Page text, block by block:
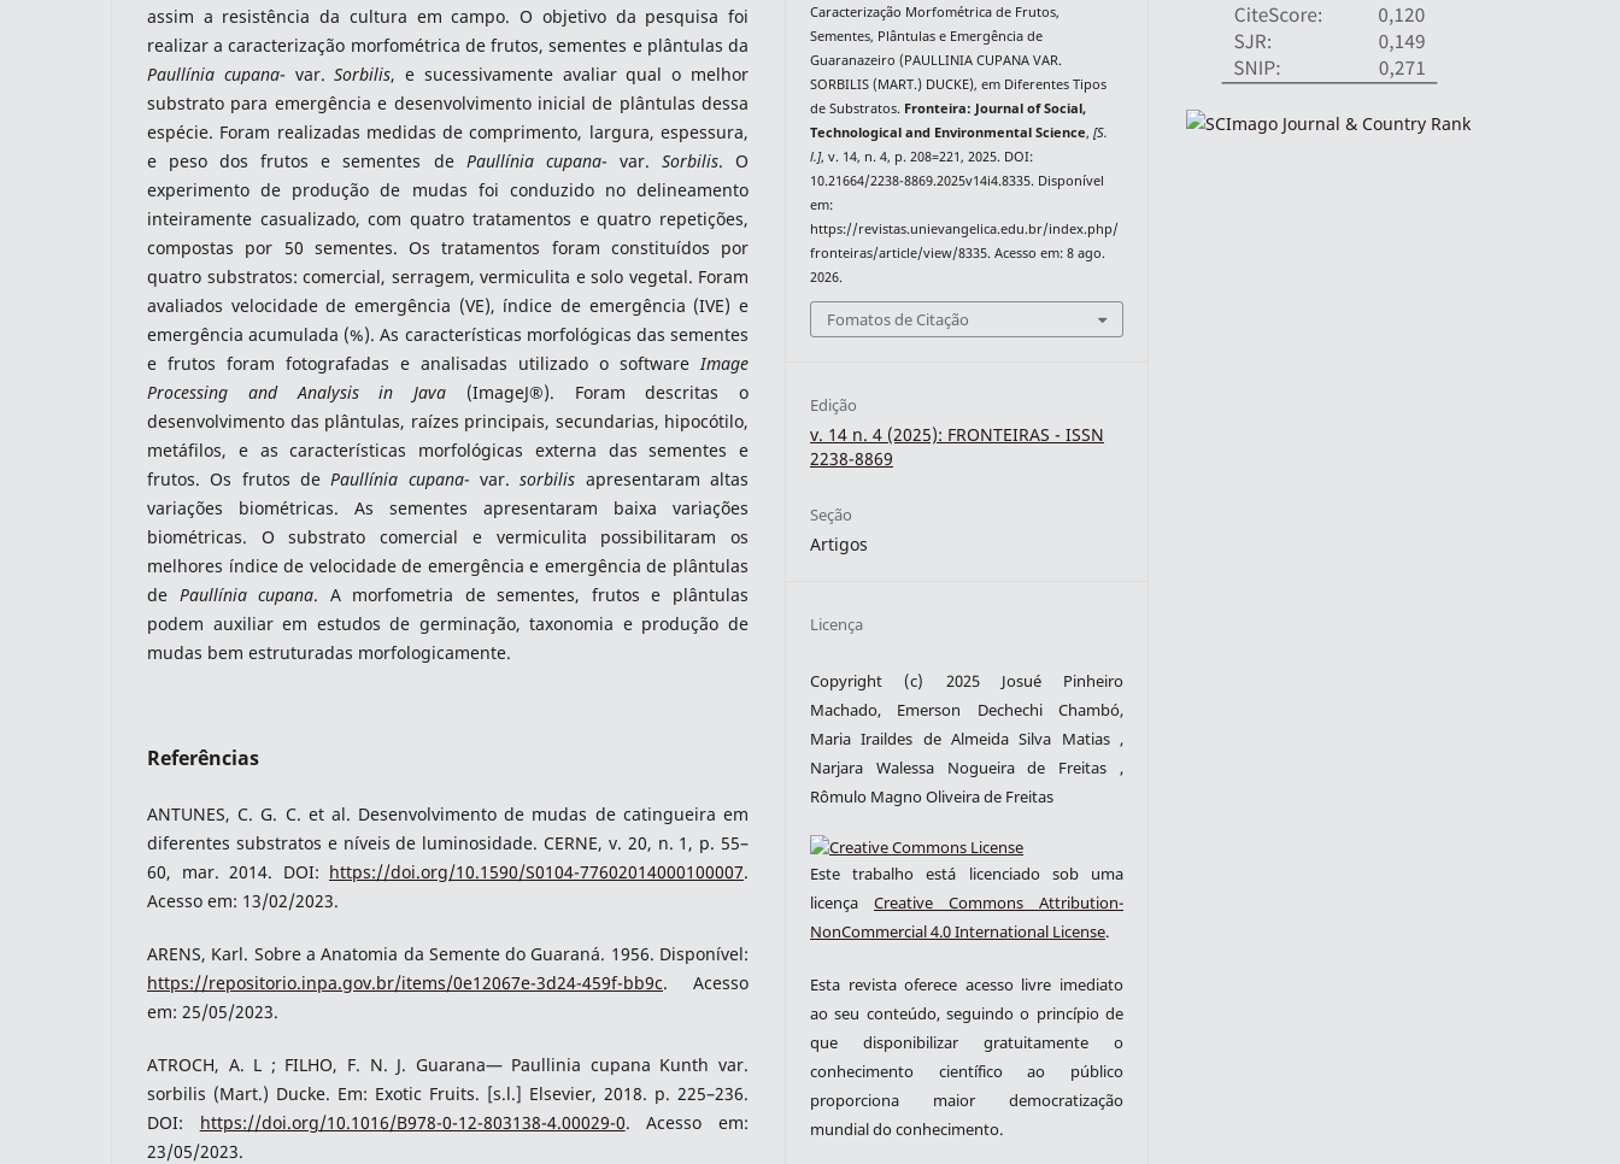
assim a resistência da cultura em campo. O objetivo da pesquisa foi
realizar a caracterização morfométrica de frutos, sementes e plântulas da
Paullínia cupana- var.Sorbilis, e sucessivamente avaliar qual o melhor
substrato para emergência e desenvolvimento inicial de plântulas dessa
espécie. Foram realizadas medidas de comprimento, largura, espessura,
e peso dos frutos e sementes de Paullínia cupana- var. Sorbilis. O
experimento de produção de mudas foi conduzido no delineamento
inteiramente casualizado, com quatro tratamentos e quatro repetições,
compostas por 50 sementes. Os tratamentos foram constituídos por
quatro substratos: comercial, serragem, vermiculita e solo vegetal. Foram
avaliados velocidade de emergência (VE), índice de emergência (IVE) e
emergência acumulada (%). As características morfológicas das sementes
e frutos foram fotografadas e analisadas utilizado o softwareImage
Processing and Analysis in Java (ImageJ®). Foram descritas o
desenvolvimento das plântulas, raízes principais, secundarias, hipocótilo,
metáfilos, e as características morfológicas externa das sementes e
frutos. Os frutos dePaullínia cupana- var.sorbilis apresentaram altas
variações biométricas. As sementes apresentaram baixa variações
biométricas. O substrato comercial e vermiculita possibilitaram os
melhores índice de velocidade de emergência e emergência de plântulas
de Paullínia cupana. A morfometria de sementes, frutos e plântulas
podem auxiliar em estudos de germinação, taxonomia e produção de
mudas bem estruturadas morfologicamente.
Referências
ANTUNES, C. G. C. et al. Desenvolvimento de mudas de catingueira em
diferentes substratos e níveis de luminosidade. CERNE, v. 20, n. 1, p. 55–
60, mar. 2014. DOI: https://doi.org/10.1590/S0104-77602014000100007.
Acesso em: 13/02/2023.
ARENS, Karl. Sobre a Anatomia da Semente do Guaraná. 1956. Disponível:
https://repositorio.inpa.gov.br/items/0e12067e-3d24-459f-bb9c. Acesso
em: 25/05/2023.
ATROCH, A. L ; FILHO, F. N. J. Guarana— Paullinia cupana Kunth var.
sorbilis (Mart.) Ducke. Em: Exotic Fruits. [s.l.] Elsevier, 2018. p. 225–236.
DOI: https://doi.org/10.1016/B978-0-12-803138-4.00029-0. Acesso em:
23/05/2023.
Caracterização Morfométrica de Frutos,
Sementes, Plântulas e Emergência de
Guaranazeiro (PAULLINIA CUPANA VAR.
SORBILIS (MART.) DUCKE), em Diferentes Tipos
de Substratos. Fronteira: Journal of Social,
Technological and Environmental Science,[S.
l.], v. 14, n. 4, p. 208=221, 2025. DOI:
10.21664/2238-8869.2025v14i4.8335. Disponível
em:
https://revistas.unievangelica.edu.br/index.php/
fronteiras/article/view/8335. Acesso em: 8 ago.
2026.
Fomatos de Citação
Edição
v. 14 n. 4 (2025): FRONTEIRAS - ISSN
2238-8869
Seção
Artigos
Licença
Copyright (c) 2025 Josué Pinheiro
Machado, Emerson Dechechi Chambó,
Maria Iraildes de Almeida Silva Matias ,
Narjara Walessa Nogueira de Freitas ,
Rômulo Magno Oliveira de Freitas
Este trabalho está licenciado sob uma
licençaCreative Commons Attribution-
NonCommercial 4.0 International License.
Esta revista oferece acesso livre imediato
ao seu conteúdo, seguindo o princípio de
que disponibilizar gratuitamente o
conhecimento científico ao público
proporciona maior democratização
mundial do conhecimento.